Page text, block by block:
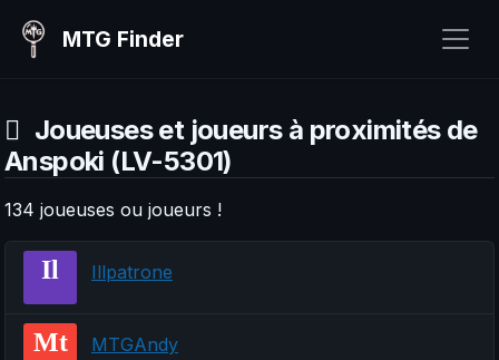
MTG Finder
Joueuses et joueurs à proximités de
Anspoki (LV-5301)
134 joueuses ou joueurs !
Il Illpatrone
Mt MTGAndy